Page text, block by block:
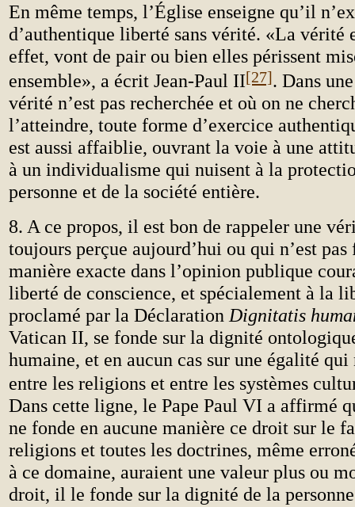
En même temps, l’Église enseigne qu’il
d’authentique liberté sans vérité. «La vérité
effet, vont de pair ou bien elles périssent
ensemble», a écrit Jean-Paul II[27]. Dans
vérité n’est pas recherchée et où on ne
l’atteindre, toute forme d’exercice
est aussi affaiblie, ouvrant la voie à une
à un individualisme qui nuisent à la
personne et de la société entière.
8. A ce propos, il est bon de rappeler une
toujours perçue aujourd’hui ou qui n’est
manière exacte dans l’opinion publique
liberté de conscience, et spécialement à la
proclamé par la Déclaration Dignitatis
Vatican II, se fonde sur la dignité
humaine, et en aucun cas sur une égalité qui
entre les religions et entre les systèmes
Dans cette ligne, le Pape Paul VI a affirmé
ne fonde en aucune manière ce droit sur le
religions et toutes les doctrines, même
à ce domaine, auraient une valeur plus ou
droit, il le fonde sur la dignité de la